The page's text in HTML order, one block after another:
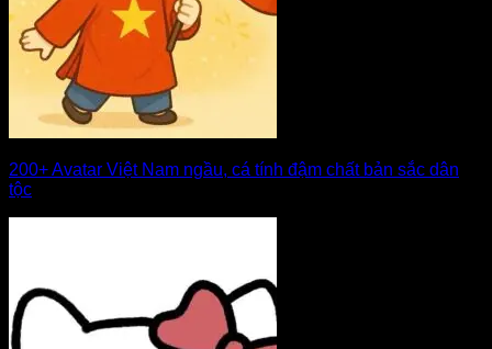
200+ Avatar Việt Nam ngầu, cá tính đậm chất bản sắc dân
tộc